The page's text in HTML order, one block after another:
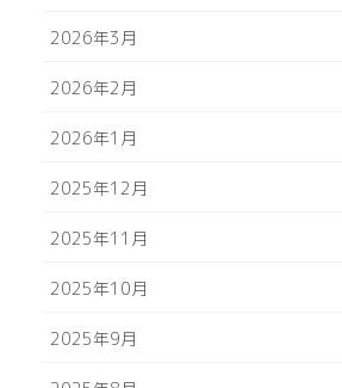
2026年3月
2026年2月
2026年1月
2025年12月
2025年11月
2025年10月
2025年9月